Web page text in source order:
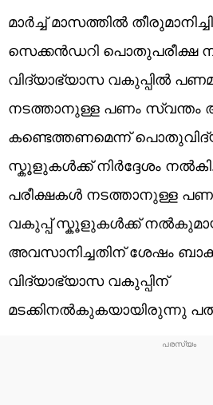
മാർച്ച് മാസത്തിൽ
സെക്കൻഡറി പൊതുപരീക്ഷ
വിദ്യാഭ്യാസ വകുപ്പിൽ
നടത്താനുള്ള പണം സ്വന്തം
കണ്ടെത്തണമെന്ന്
സ്കൂളുകൾക്ക് നിർദ്ദേശം
പരീക്ഷകൾ നടത്താനുള്ള
വകുപ്പ് സ്കൂളുകൾക്ക്
അവസാനിച്ചതിന് ശേഷം
വിദ്യാഭ്യാസ വകുപ്പിന്
മടക്കിനൽകുകയായിരുന്നു